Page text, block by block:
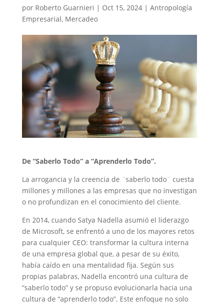
por Roberto Guarnieri | Oct 15, 2024| Antropología
Empresarial, Mercadeo
De “Saberlo Todo” a “Aprenderlo Todo”.
La arrogancia y la creencia de ¨saberlo todo¨ cuesta
millones y millones a las empresas que no investigan
o no profundizan en el conocimiento del cliente.
En 2014, cuando Satya Nadella asumió el liderazgo
de Microsoft, se enfrentó a uno de los mayores retos
para cualquier CEO: transformar la cultura interna
de una empresa global que, a pesar de su éxito,
había caído en una mentalidad fija. Según sus
propias palabras, Nadella encontró una cultura de
“saberlo todo” y se propuso evolucionarla hacia una
cultura de “aprenderlo todo”. Este enfoque no solo